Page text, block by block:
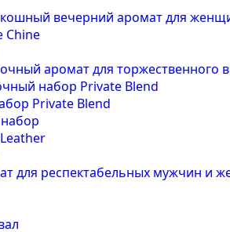
вечерний аромат для
аромат для торжественного
Private Blend
для респектабельных мужчин и